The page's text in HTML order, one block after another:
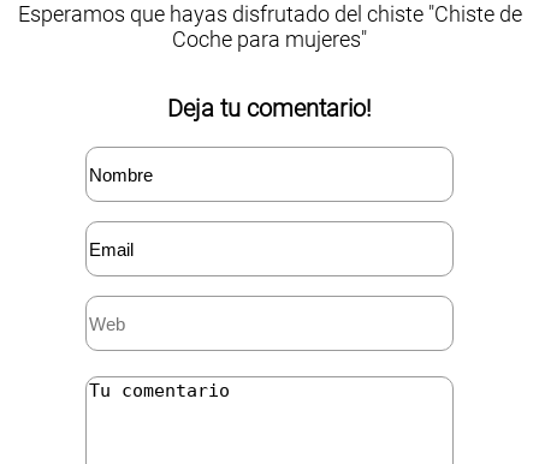
Esperamos que hayas disfrutado del chiste "Chiste de
Coche para mujeres"
Deja tu comentario!